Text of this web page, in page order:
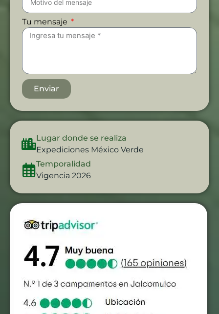
Tu mensaje
Enviar
Lugar donde se realiza
Expediciones México Verde
Temporalidad
Vigencia 2026